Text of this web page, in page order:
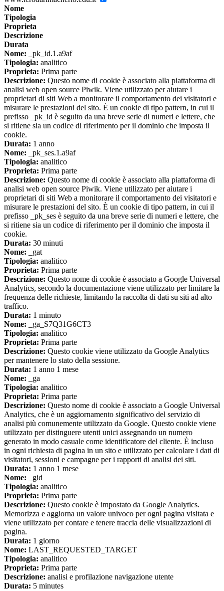
Nome
Tipologia
Proprieta
Descrizione
Durata
Nome: _pk_id.1.a9af
Tipologia: analitico
Proprieta: Prima parte
Descrizione: Questo nome di cookie è associato alla piattaforma di
analisi web open source Piwik. Viene utilizzato per aiutare i
proprietari di siti Web a monitorare il comportamento dei visitatori e
misurare le prestazioni del sito. È un cookie di tipo pattern, in cui il
prefisso _pk_id è seguito da una breve serie di numeri e lettere, che
si ritiene sia un codice di riferimento per il dominio che imposta il
cookie.
Durata: 1 anno
Nome: _pk_ses.1.a9af
Tipologia: analitico
Proprieta: Prima parte
Descrizione: Questo nome di cookie è associato alla piattaforma di
analisi web open source Piwik. Viene utilizzato per aiutare i
proprietari di siti Web a monitorare il comportamento dei visitatori e
misurare le prestazioni del sito. È un cookie di tipo pattern, in cui il
prefisso _pk_ses è seguito da una breve serie di numeri e lettere, che
si ritiene sia un codice di riferimento per il dominio che imposta il
cookie.
Durata: 30 minuti
Nome: _gat
Tipologia: analitico
Proprieta: Prima parte
Descrizione: Questo nome di cookie è associato a Google Universal
Analytics, secondo la documentazione viene utilizzato per limitare la
frequenza delle richieste, limitando la raccolta di dati su siti ad alto
traffico.
Durata: 1 minuto
Nome: _ga_S7Q31G6CT3
Tipologia: analitico
Proprieta: Prima parte
Descrizione: Questo cookie viene utilizzato da Google Analytics
per mantenere lo stato della sessione.
Durata: 1 anno 1 mese
Nome: _ga
Tipologia: analitico
Proprieta: Prima parte
Descrizione: Questo nome di cookie è associato a Google Universal
Analytics, che è un aggiornamento significativo del servizio di
analisi più comunemente utilizzato da Google. Questo cookie viene
utilizzato per distinguere utenti unici assegnando un numero
generato in modo casuale come identificatore del cliente. È incluso
in ogni richiesta di pagina in un sito e utilizzato per calcolare i dati di
visitatori, sessioni e campagne per i rapporti di analisi dei siti.
Durata: 1 anno 1 mese
Nome: _gid
Tipologia: analitico
Proprieta: Prima parte
Descrizione: Questo cookie è impostato da Google Analytics.
Memorizza e aggiorna un valore univoco per ogni pagina visitata e
viene utilizzato per contare e tenere traccia delle visualizzazioni di
pagina.
Durata: 1 giorno
Nome: LAST_REQUESTED_TARGET
Tipologia: analitico
Proprieta: Prima parte
Descrizione: analisi e profilazione navigazione utente
Durata: 5 minutes